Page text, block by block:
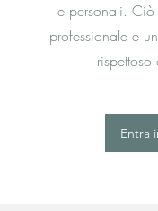
e personali. Ciò
professionale e
Entra